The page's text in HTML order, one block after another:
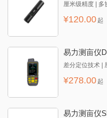
厘米级精度 | 多
¥120.00 起
易力测亩仪
差分定位技术 |
¥278.00 起
易力测亩仪